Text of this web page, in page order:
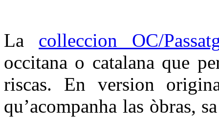
La colleccion OC/
occitana o catalana que
riscas. En version
qu’acompanha las òbras,